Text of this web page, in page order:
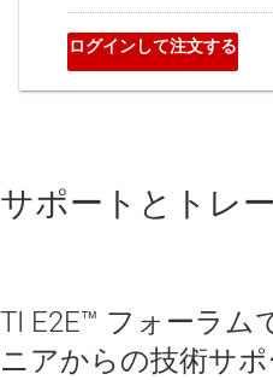
サポートとトレ
TI E2E™ フォーラム
ニアからの技術サ